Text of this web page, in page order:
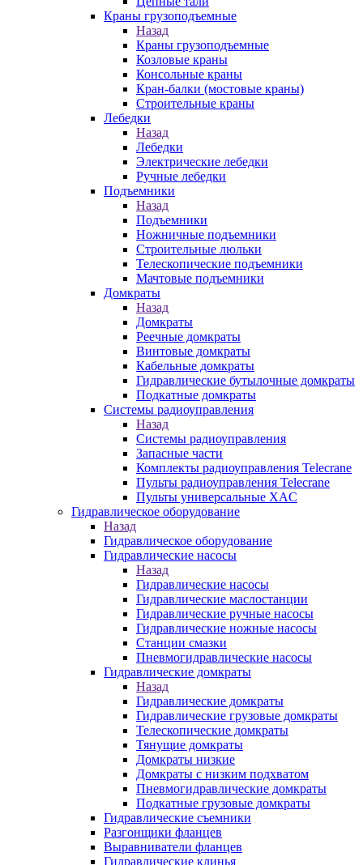
Краны грузоподъемные
Назад
Краны грузоподъемные
Козловые краны
Консольные краны
Кран-балки (мостовые краны)
Строительные краны
Лебедки
Назад
Лебедки
Электрические лебедки
Ручные лебедки
Подъемники
Назад
Подъемники
Ножничные подъемники
Строительные люльки
Телескопические подъемники
Мачтовые подъемники
Домкраты
Назад
Домкраты
Реечные домкраты
Винтовые домкраты
Кабельные домкраты
Гидравлические бутылочные домкраты
Подкатные домкраты
Системы радиоуправления
Назад
Системы радиоуправления
Запасные части
Комплекты радиоуправления Telecrane
Пульты радиоуправления Telecrane
Пульты универсальные XAC
Гидравлическое оборудование
Назад
Гидравлическое оборудование
Гидравлические насосы
Назад
Гидравлические насосы
Гидравлические маслостанции
Гидравлические ручные насосы
Гидравлические ножные насосы
Станции смазки
Пневмогидравлические насосы
Гидравлические домкраты
Назад
Гидравлические домкраты
Гидравлические грузовые домкраты
Телескопические домкраты
Тянущие домкраты
Домкраты низкие
Домкраты с низким подхватом
Пневмогидравлические домкраты
Подкатные грузовые домкраты
Гидравлические съемники
Разгонщики фланцев
Выравниватели фланцев
Гидравлические клинья